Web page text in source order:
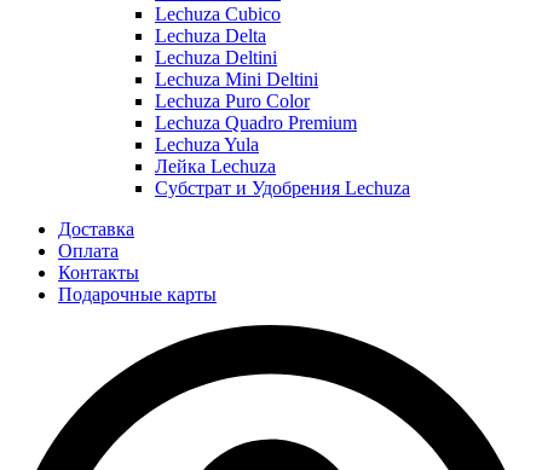
Lechuza Cubico
Lechuza Delta
Lechuza Deltini
Lechuza Mini Deltini
Lechuza Puro Color
Lechuza Quadro Premium
Lechuza Yula
Лейка Lechuza
Субстрат и Удобрения Lechuza
Доставка
Оплата
Контакты
Подарочные карты